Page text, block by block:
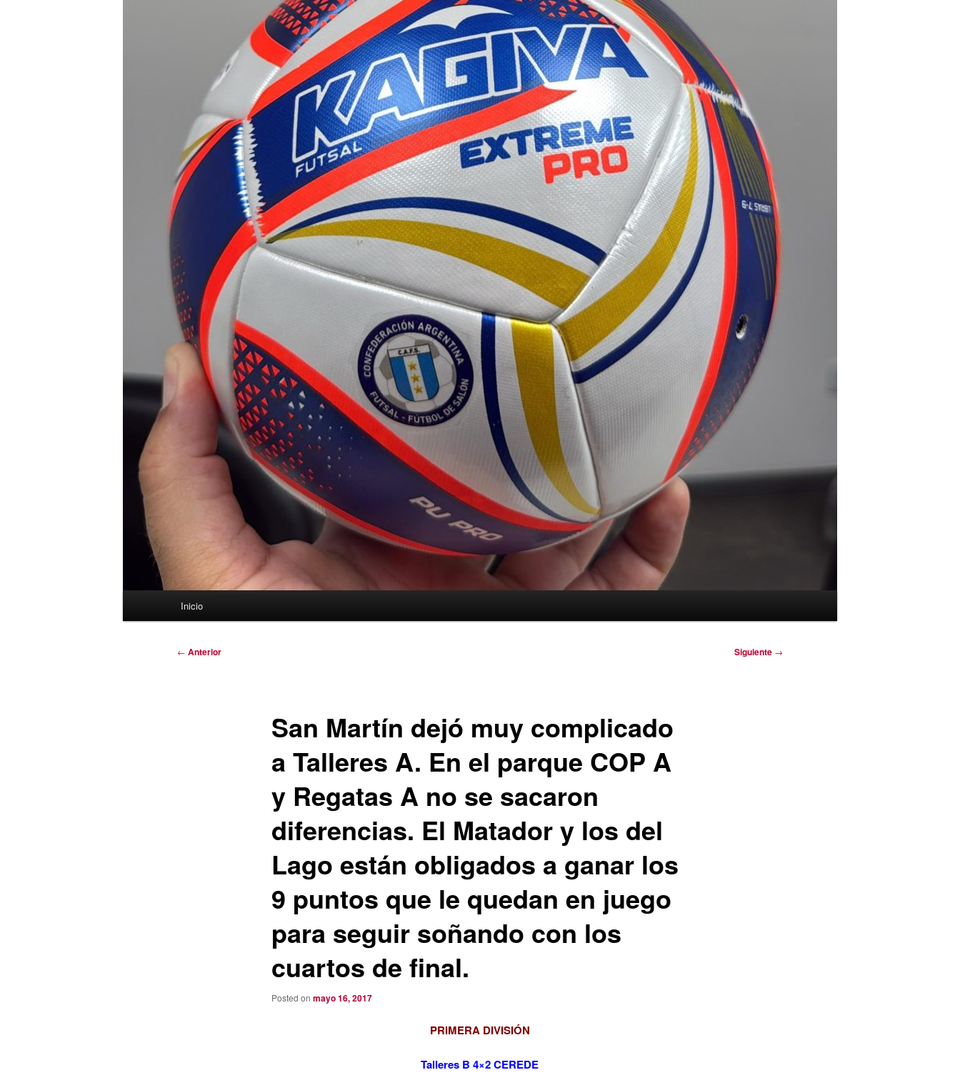
Inicio
Navegación
← Anterior Siguiente →
San Martín dejó muy complicado
a Talleres A. En el parque COP A
y Regatas A no se sacaron
diferencias. El Matador y los del
Lago están obligados a ganar los
9 puntos que le quedan en juego
para seguir soñando con los
cuartos de final.
Posted on mayo 16, 2017
PRIMERA DIVISIÓN
Talleres B 4×2 CEREDE